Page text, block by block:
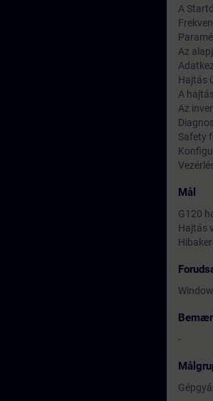
A
Az
Hajtás
A
Az
Safety
Mål
G120
Hajtás
-